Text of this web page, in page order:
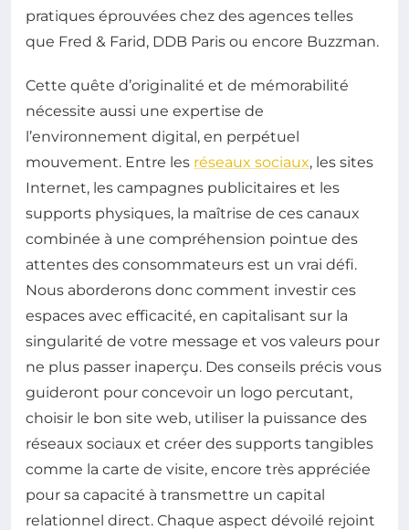
pratiques éprouvées chez des agences telles
que Fred & Farid, DDB Paris ou encore Buzzman.
Cette quête d’originalité et de mémorabilité
nécessite aussi une expertise de
l’environnement digital, en perpétuel
mouvement. Entre les réseaux sociaux, les sites
Internet, les campagnes publicitaires et les
supports physiques, la maîtrise de ces canaux
combinée à une compréhension pointue des
attentes des consommateurs est un vrai défi.
Nous aborderons donc comment investir ces
espaces avec efficacité, en capitalisant sur la
singularité de votre message et vos valeurs pour
ne plus passer inaperçu. Des conseils précis vous
guideront pour concevoir un logo percutant,
choisir le bon site web, utiliser la puissance des
réseaux sociaux et créer des supports tangibles
comme la carte de visite, encore très appréciée
pour sa capacité à transmettre un capital
relationnel direct. Chaque aspect dévoilé rejoint